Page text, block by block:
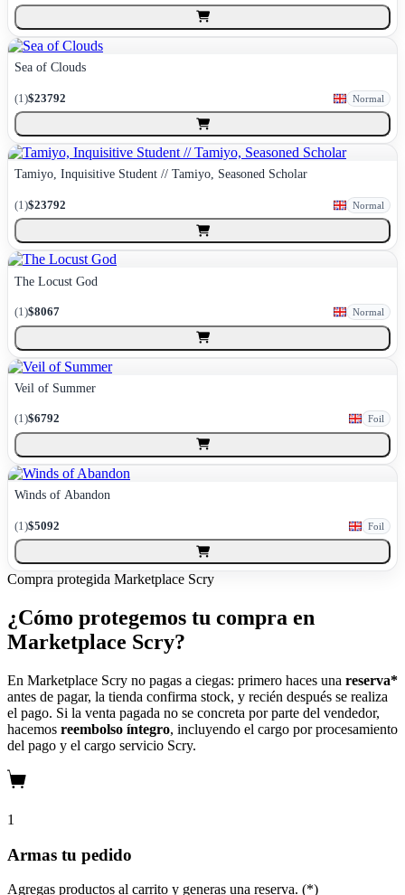
Sea of Clouds
(1)$23792 Normal
Tamiyo, Inquisitive Student // Tamiyo, Seasoned Scholar
(1)$23792 Normal
The Locust God
(1)$8067 Normal
Veil of Summer
(1)$6792 Foil
Winds of Abandon
(1)$5092 Foil
Compra protegida Marketplace Scry
¿Cómo protegemos tu compra en
Marketplace Scry?
En Marketplace Scry no pagas a ciegas: primero haces una reserva*
antes de pagar, la tienda confirma stock, y recién después se realiza
el pago. Si la venta pagada no se concreta por parte del vendedor,
hacemos reembolso íntegro, incluyendo el cargo por procesamiento
del pago y el cargo servicio Scry.
1
Armas tu pedido
Agregas productos al carrito y generas una reserva. (*)